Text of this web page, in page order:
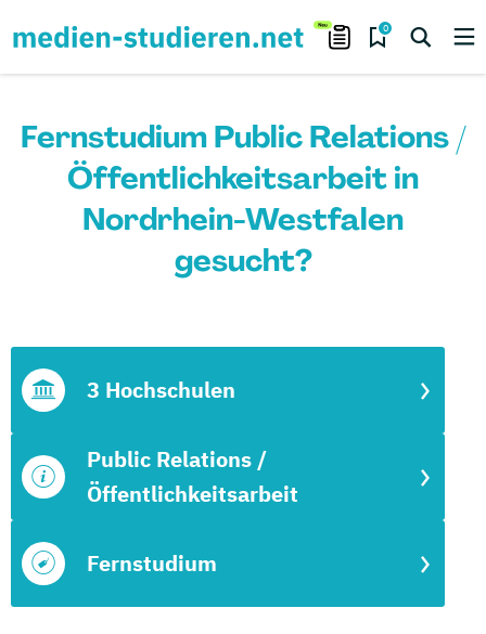
0
Fernstudium Public Relations /
Öffentlichkeitsarbeit in
Nordrhein-Westfalen
gesucht?
Fernstudium
Public Relations /
Öffentlichkeitsarbeit
3 Hochschulen